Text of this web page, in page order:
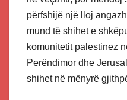
përfshijë një lloj
mund të shihet e
komunitetit palestinez
Perëndimor dhe
shihet në mënyrë